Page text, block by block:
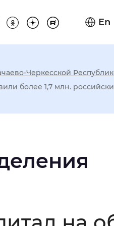
En
С засечками
Черкесской
более 1,7 млн.